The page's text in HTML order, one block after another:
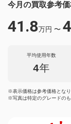
今月の買取参考
41.8万円 〜
平均使用年数
4年
※表示価格は参考価格とな
※写真は特定のグレードのも